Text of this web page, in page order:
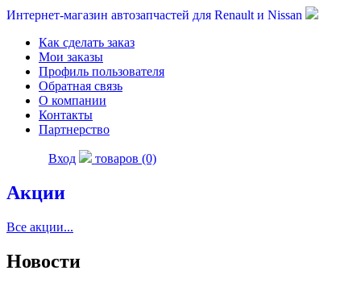
Интернет-магазин автозапчастей для Renault и Nissan
Как сделать заказ
Мои заказы
Профиль пользователя
Обратная связь
О компании
Контакты
Партнерство
Вход товаров (0)
Акции
Все акции...
Новости